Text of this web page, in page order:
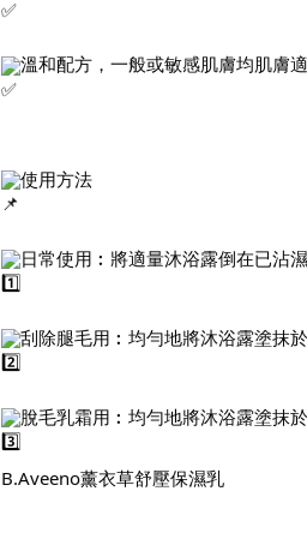
溫和配方，一般或敏感肌膚均肌膚
使用方法
日常使用︰將適量沐浴露倒在已沾
刮除腿毛用︰均勻地將沐浴露塗抹
脫毛乳霜用︰均勻地將沐浴露塗抹
B.Aveeno薰衣草舒壓保濕乳